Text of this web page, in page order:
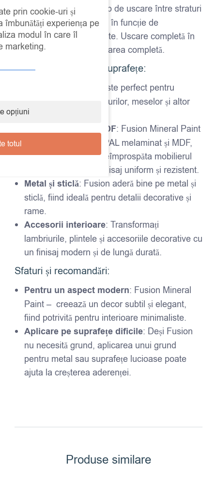
Timp de uscare
: Timp de uscare între straturi
– aproximativ 2-4 ore, în funcție de
temperatură și umiditate. Uscare completă în
24 de ore pentru utilizarea completă.
Ideal pentru diverse suprafețe:
: Este perfect pentru
recondiționarea dulapurilor, meselor și altor
piese de mobilier.
PAL melaminat și MDF: Fusion Mineral Paint
aderă foarte bine pe PAL melaminat și MDF,
fiind ideală pentru a reîmprospăta mobilierul
modern, oferind un finisaj uniform și rezistent.
Metal și sticlă: Fusion aderă bine pe metal și
sticlă, fiind ideală pentru detalii decorative și
rame.
Accesorii interioare: Transformați
lambriurile, plintele și accesoriile decorative cu
un finisaj modern și de lungă durată.
Sfaturi și recomandări:
Pentru un aspect modern: Fusion Mineral
Paint – creează un decor subtil și elegant,
fiind potrivită pentru interioare minimaliste.
Aplicare pe suprafețe dificile: Deși Fusion
nu necesită grund, aplicarea unui grund
pentru metal sau suprafețe lucioase poate
ajuta la creșterea aderenței.
Produse similare
prin cookie-uri și
îmbunătăți experiența pe
modul în care îl
marketing.
opțiuni
totul